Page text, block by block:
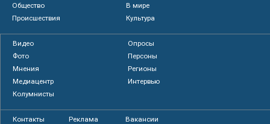
Общество
В мире
Происшествия
Культура
Видео
Опросы
Фото
Персоны
Мнения
Регионы
Медиацентр
Интервью
Колумнисты
Контакты Реклама Вакансии